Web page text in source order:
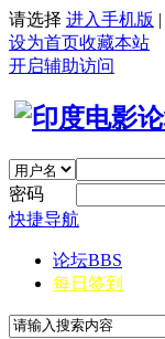
请选择 进入手机版 |
设为首页收藏本站
开启辅助访问
密码
快捷导航
论坛BBS
每日签到